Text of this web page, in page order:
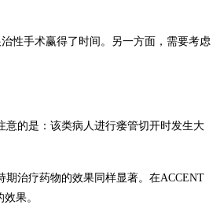
性手术赢得了时间。另一方面，需要考虑
的是：该类病人进行瘘管切开时发生大
期治疗药物的效果同样显著。在ACCENT
果。